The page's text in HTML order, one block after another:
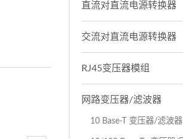
直流对直流电源转换器
交流对直流电源转换器
RJ45变压器模组
网路变压器/滤波器
10 Base-T 变压器/滤波器